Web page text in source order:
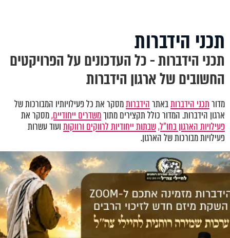
תכני הידברות
תכני הידברות - כל העדכונים על הפרויקטים
החשובים של ארגון הידברות
מדורתכני הידברותבאתרהידברותמסקר את כל פעילויותיו המבורכות של
ארגון הידברות. המדור כולל תקצירים מתוךמשדרים ייחודיים,מסקר את
פעילויות הארגון בחו"ל,שבתות ייחודיות לרווקים ורווקותועוד עשרות
פעילויות מבורכות של הארגון.